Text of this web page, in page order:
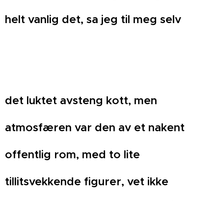
helt vanlig det, sa jeg til meg selv
det luktet avsteng kott, men
atmosfæren var den av et nakent
offentlig rom, med to lite
tillitsvekkende figurer, vet ikke